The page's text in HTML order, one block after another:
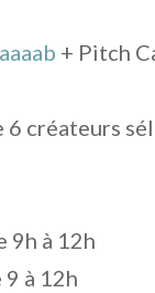
+ Pitch
6 créateurs
9h à 12h
à 12h